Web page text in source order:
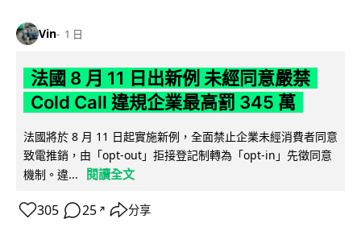
Vin 1 日
法國 8 月 11 日出新例 未經同意嚴禁
Cold Call 違規企業最高罰 345 萬
法國將於 8 月 11 日起實施新例，全面禁止企業未經消費者同意
致電推銷，由「opt-out」拒接登記制轉為「opt-in」先徵同意
機制。違...
閱讀全文
305 25 ↗ 分享